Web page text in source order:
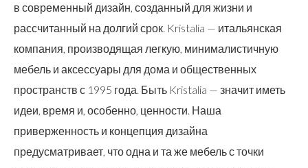
в современный дизайн, созданный для жизни и
рассчитанный на долгий срок. Kristalia — итальянская
компания, производящая легкую, минималистичную
мебель и аксессуары для дома и общественных
пространств с 1995 года. Быть Kristalia — значит иметь
идеи, время и, особенно, ценности. Наша
приверженность и концепция дизайна
предусматривает, что одна и та же мебель с точки